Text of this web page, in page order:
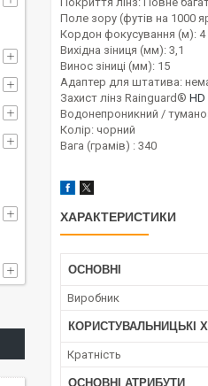
Поле зору (футів на 1000
Кордон фокусування (м): 4
Вихідна зіниця (мм): 3,1
Винос зіниці (мм): 15
Адаптер для штатива:
Захист лінз Rainguard® HD
Водонепроникний /
Колір: чорний
Вага (грамів) : 340
ХАРАКТЕРИСТИКИ
ОСНОВНІ
Виробник
КОРИСТУВАЛЬНИЦЬКІ
Кратність
ОСНОВНІ АТРИБУТИ